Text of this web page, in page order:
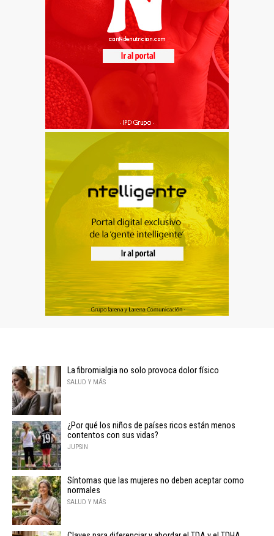
La fibromialgia no solo provoca dolor físico
SALUD Y MÁS
¿Por qué los niños de países ricos están menos
contentos con sus vidas?
JUPSIN
Síntomas que las mujeres no deben aceptar como
normales
SALUD Y MÁS